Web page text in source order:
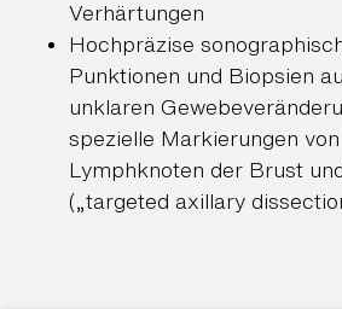
Verhärtungen
Hochpräzise
Punktionen und Biopsien
unklaren
spezielle Markierungen
Lymphknoten der Brust
(„targeted axillary